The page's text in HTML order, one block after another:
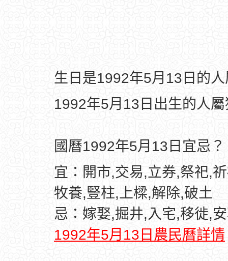
生日是1992年5月13日的
1992年5月13日出生的人
國曆1992年5月13日宜忌？
宜：開市,交易,立券,祭祀,
牧養,豎柱,上樑,解除,破土
忌：嫁娶,掘井,入宅,移徙,
1992年5月13日農民曆詳情